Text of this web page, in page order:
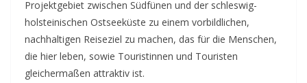
Projektgebiet zwischen Südfünen und der schleswig-
holsteinischen Ostseeküste zu einem vorbildlichen,
nachhaltigen Reiseziel zu machen, das für die Menschen,
die hier leben, sowie Touristinnen und Touristen
gleichermaßen attraktiv ist.